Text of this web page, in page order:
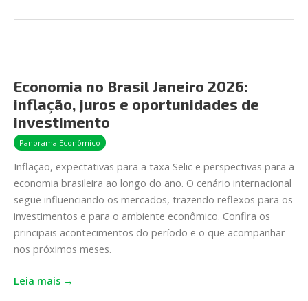
Economia no Brasil Janeiro 2026:
inflação, juros e oportunidades de
investimento
Panorama Econômico
Inflação, expectativas para a taxa Selic e perspectivas para a
economia brasileira ao longo do ano. O cenário internacional
segue influenciando os mercados, trazendo reflexos para os
investimentos e para o ambiente econômico. Confira os
principais acontecimentos do período e o que acompanhar
nos próximos meses.
Brasil
Janeiro
2026:
inflação,
juros
e
oportunidades
de
investimento
Leia mais →